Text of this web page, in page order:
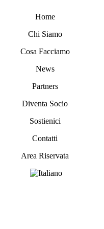
Home
Chi Siamo
Cosa Facciamo
News
Partners
Diventa Socio
Sostienici
Contatti
Area Riservata